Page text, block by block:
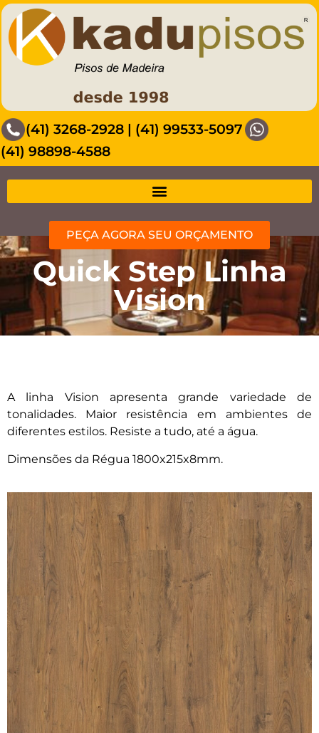
(41) 3268-2928 | (41) 99533-5097
(41) 98898-4588
PEÇA AGORA SEU ORÇAMENTO
Quick Step Linha
Vision
A linha Vision apresenta grande variedade de
tonalidades. Maior resistência em ambientes de
diferentes estilos. Resiste a tudo, até a água.
Dimensões da Régua 1800x215x8mm.